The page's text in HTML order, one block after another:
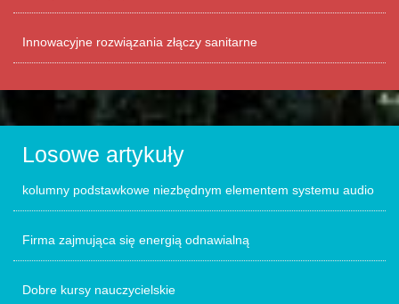
Innowacyjne rozwiązania złączy sanitarne
Losowe artykuły
kolumny podstawkowe niezbędnym elementem systemu audio
Firma zajmująca się energią odnawialną
Dobre kursy nauczycielskie